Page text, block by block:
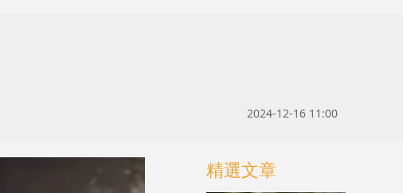
2024-12-16 11:00
精選文章